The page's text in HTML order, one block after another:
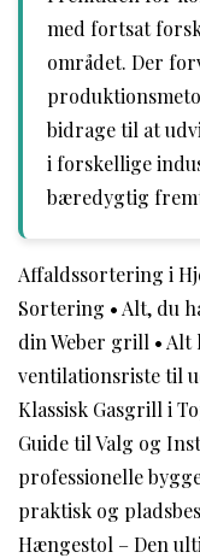
med fortsat
området. Der
bidrage til at
i forskellige
bæredygtig
Affaldssortering i
Sortering • Alt, du
din Weber grill • Alt
ventilationsriste til
Klassisk Gasgrill i
Guide til Valg og
professionelle
praktisk og
Hængestol – Den